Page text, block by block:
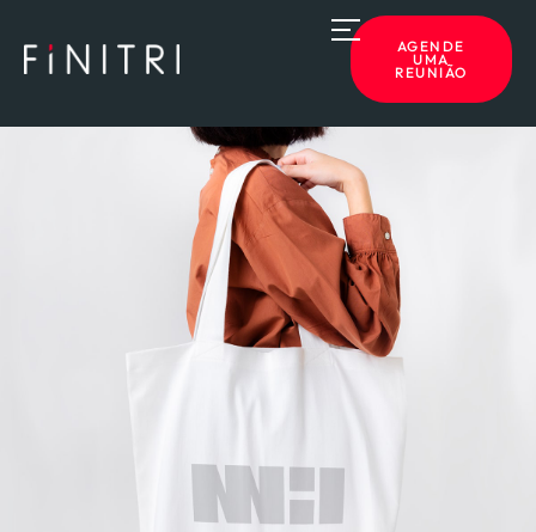
HOME
SOBRE A FINITRI
SERVIÇOS
BLOG
AGENDE
UMA
REUNIÃO